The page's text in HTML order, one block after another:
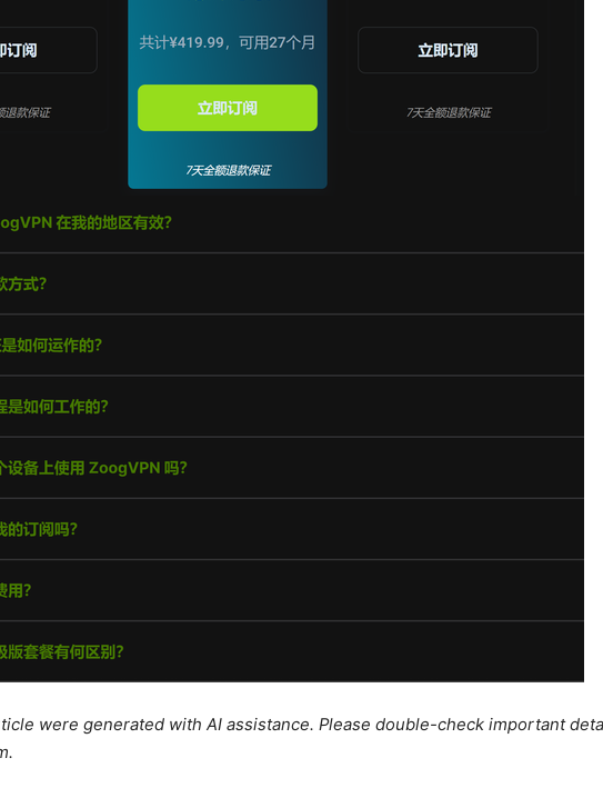
were generated with AI assistance. Please double-check important